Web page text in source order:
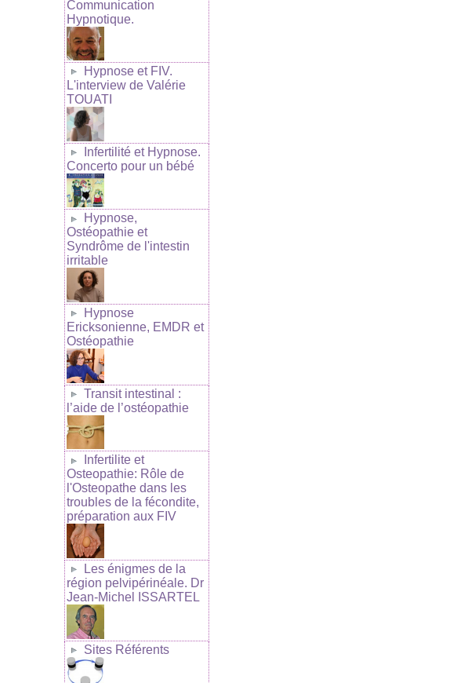
Communication
Hypnotique.
Hypnose et FIV.
L'interview de Valérie
TOUATI
Infertilité et Hypnose.
Concerto pour un bébé
Hypnose,
Ostéopathie et
Syndrôme de l'intestin
irritable
Hypnose
Ericksonienne, EMDR et
Ostéopathie
Transit intestinal :
l’aide de l’ostéopathie
Infertilite et
Osteopathie: Rôle de
l'Osteopathe dans les
troubles de la fécondite,
préparation aux FIV
Les énigmes de la
région pelvipérinéale. Dr
Jean-Michel ISSARTEL
Sites Référents